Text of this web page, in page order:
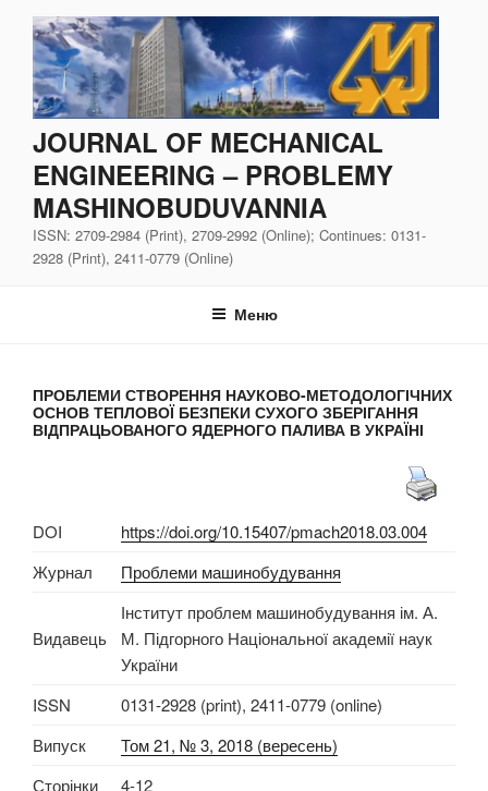
Перейти
вмісту
JOURNAL OF MECHANICAL
ENGINEERING – PROBLEMY
MASHINOBUDUVANNIA
ISSN: 2709-2984 (Print), 2709-2992 (Online); Continues: 0131-
2928 (Print), 2411-0779 (Online)
Меню
ПРОБЛЕМИ СТВОРЕННЯ НАУКОВО-МЕТОДОЛОГІЧНИХ
ОСНОВ ТЕПЛОВОЇ БЕЗПЕКИ СУХОГО ЗБЕРІГАННЯ
ВІДПРАЦЬОВАНОГО ЯДЕРНОГО ПАЛИВА В УКРАЇНІ
DOI
https://doi.org/10.15407/pmach2018.03.004
Журнал
Проблеми машинобудування
Видавець
Інститут проблем машинобудування ім. А.
М. Підгорного Національної академії наук
України
ISSN
0131-2928 (print), 2411-0779 (online)
Випуск
Том 21, № 3, 2018 (вересень)
Сторінки
4-12